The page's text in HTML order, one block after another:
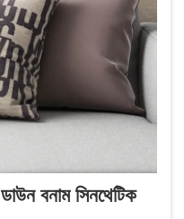
বনাম সিনথেটিক